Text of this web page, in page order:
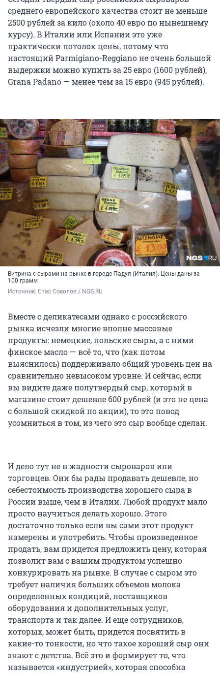
среднего европейского качества стоит не меньше
2500 рублей за кило (около 40 евро по нынешнему
курсу). В Италии или Испании это уже
практически потолок цены, потому что
настоящий Parmigiano-Reggiano не очень большой
выдержки можно купить за 25 евро (1600 рублей),
Grana Padano — менее чем за 15 евро (945 рублей).
Витрина с сырами на рынке в городе Падуя (Италия). Цены даны за
100 грамм
Источник: Стас Соколов / NGS.RU
Вместе с деликатесами однако с российского
рынка исчезли многие вполне массовые
продукты: немецкие, польские сыры, а с ними
финское масло — всё то, что (как потом
выяснилось) поддерживало общий уровень цен на
сравнительно невысоком уровне. И сейчас, если
вы видите даже полутвердый сыр, который в
магазине стоит дешевле 600 рублей (и это не цена
с большой скидкой по акции), то это повод
усомниться в том, из чего это сыр вообще сделан.
И дело тут не в жадности сыроваров или
торговцев. Они бы рады продавать дешевле, но
себестоимость производства хорошего сыра в
России выше, чем в Италии. Любой продукт мало
просто научиться делать хорошо. Этого
достаточно только если вы сами этот продукт
намерены и употребить. Чтобы произведенное
продать, вам придется предложить цену, которая
позволит вам с вашим продуктом успешно
конкурировать на рынке. В случае с сыром это
требует наличия больших объемов молока
определенных кондиций, поставщиков
оборудования и дополнительных услуг,
транспорта и так далее. И еще сотрудников,
которых, может быть, придется посвятить в
какие-то тонкости, но что такое хороший сыр они
знают с детства. Всё это и формирует то, что
называется «индустрией», которая способна